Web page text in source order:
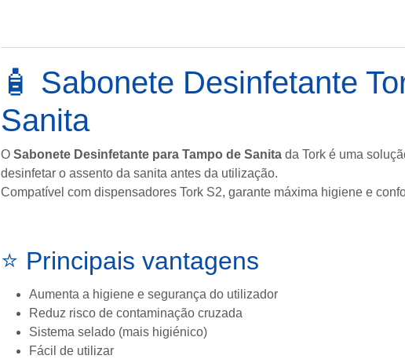
🧴 Sabonete Desinfetante
Sanita
OSabonete Desinfetante para Tampo de Sanita daTork é uma
desinfetar o assento da sanita antes da utilização.
Compatível com dispensadores Tork S2, garante máxima higiene e
⭐ Principais vantagens
Aumenta a higiene e segurança do utilizador
Reduz risco de contaminação cruzada
Sistema selado (mais higiénico)
Fácil de utilizar